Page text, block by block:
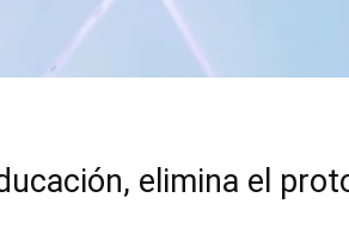
elimina el